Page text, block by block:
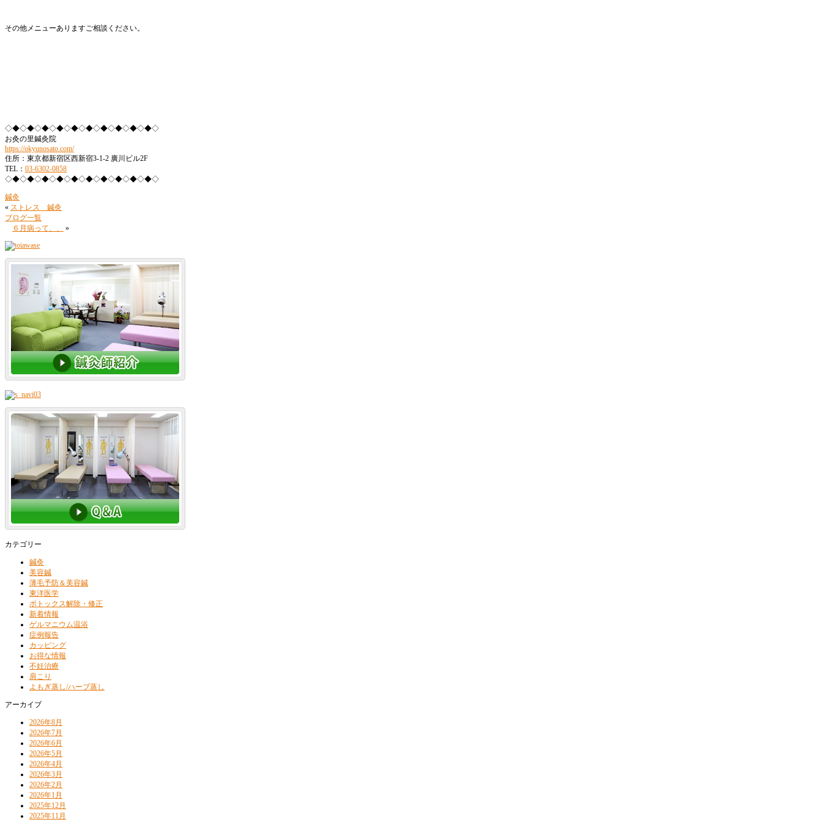
その他メニューありますご相談ください。
◇◆◇◆◇◆◇◆◇◆◇◆◇◆◇◆◇◆◇◆◇
お灸の里鍼灸院
https://okyunosato.com/
住所：東京都新宿区西新宿3-1-2 廣川ビル2F
TEL： 03-6302-0858
◇◆◇◆◇◆◇◆◇◆◇◆◇◆◇◆◇◆◇◆◇
鍼灸
« ストレス 鍼灸
ブログ一覧
６月病って、、
»
カテゴリー
鍼灸
美容鍼
薄毛予防＆美容鍼
東洋医学
ボトックス解除・修正
新着情報
ゲルマニウム温浴
症例報告
カッピング
お得な情報
不妊治療
肩こり
よもぎ蒸し/ハーブ蒸し
アーカイブ
2026年8月
2026年7月
2026年6月
2026年5月
2026年4月
2026年3月
2026年2月
2026年1月
2025年12月
2025年11月